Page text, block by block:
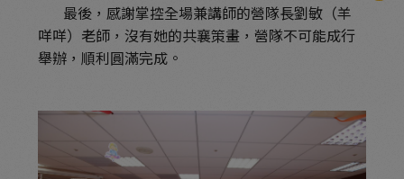
最後，感謝掌控全場兼講師的營隊長劉敏（羊
咩咩）老師，沒有她的共襄策畫，營隊不可能成行
舉辦，順利圓滿完成。